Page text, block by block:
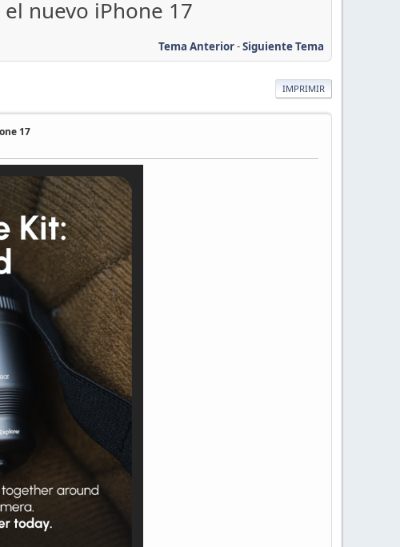
nuevo iPhone 17
Tema Anterior-Siguiente Tema
IMPRIMIR
17